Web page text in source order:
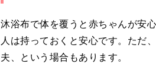
沐浴布で体を覆うと赤ちゃんが安
人は持っておくと安心です。ただ
夫、という場合もあります。